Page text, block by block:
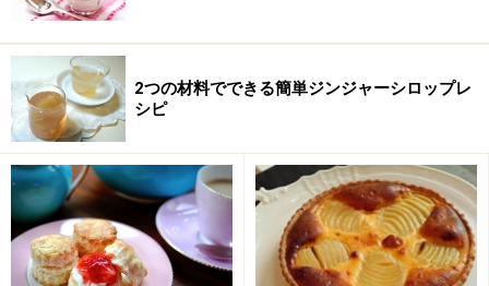
プロ級本格生チョコレートの作り方・手順
■本格的な生チョコレート
1
チョコレートを刻み、湯煎で溶かす
チョコレートを粗く刻んでおきます。製菓用クーベルチ
ュールチョコレートのタブレットタイプ(写真のもの)な
2つの材料でできる簡単ジンジャーシロップレ
シピ